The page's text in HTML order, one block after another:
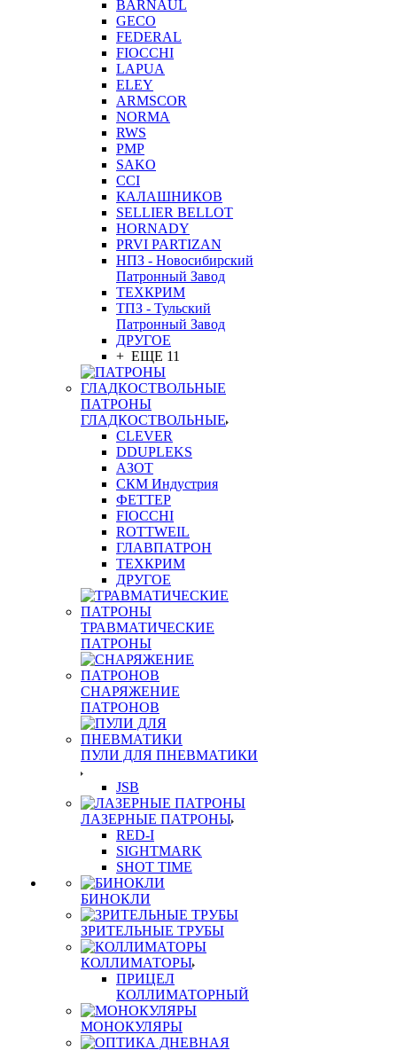
BARNAUL
GEСO
FEDERAL
FIOCCHI
LAPUA
ELEY
ARMSCOR
NORMA
RWS
PMP
SAKO
CCI
КАЛАШНИКОВ
SELLIER BELLOT
HORNADY
PRVI PARTIZAN
НПЗ - Новосибирский
Патронный Завод
ТЕХКРИМ
ТПЗ - Тульский
Патронный Завод
ДРУГОЕ
+ ЕЩЕ 11
ПАТРОНЫ
ГЛАДКОСТВОЛЬНЫЕ
CLEVER
DDUPLEKS
АЗОТ
СКМ Индустрия
ФЕТТЕР
FIOCCHI
ROTTWEIL
ГЛАВПАТРОН
ТЕХКРИМ
ДРУГОЕ
ТРАВМАТИЧЕСКИЕ
ПАТРОНЫ
СНАРЯЖЕНИЕ
ПАТРОНОВ
ПУЛИ ДЛЯ ПНЕВМАТИКИ
JSB
ЛАЗЕРНЫЕ ПАТРОНЫ
RED-I
SIGHTMARK
SHOT TIME
БИНОКЛИ
ЗРИТЕЛЬНЫЕ ТРУБЫ
КОЛЛИМАТОРЫ
ПРИЦЕЛ
КОЛЛИМАТОРНЫЙ
МОНОКУЛЯРЫ